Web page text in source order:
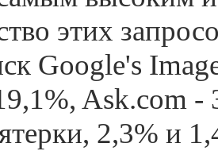
этих
Google's
Ask.com
2,3% и